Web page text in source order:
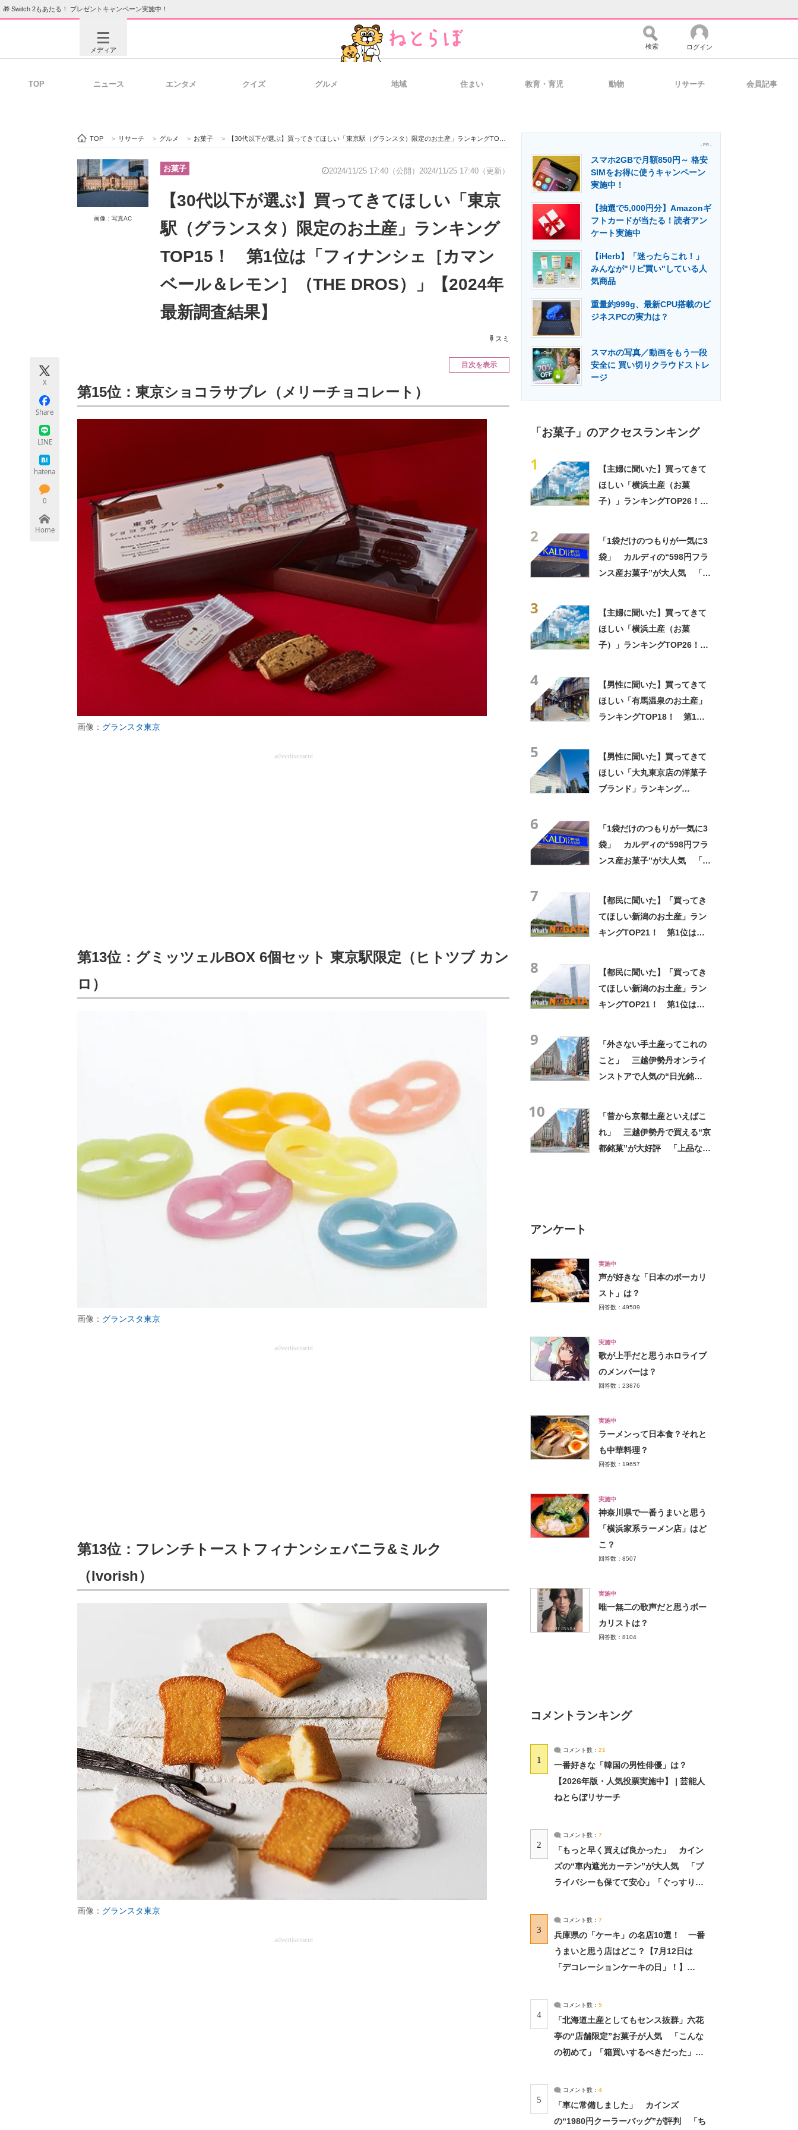
🎁 Switch 2もあたる！ プレゼントキャンペーン実施中！
メディア
ビジネスと働き方のヒント 経営リーダーのコミュニティ マーケ×ITの今がよく分かる
ITエンジニア向け専門サイト IT製品の技術・比較・事例 製造業のIT導入・活用を支援
エネルギーの専門メディア 建設×テクノロジーの最前線
検索 ログイン
TOP ニュース エンタメ クイズ グルメ 地域 住まい 教育・育児 動物 リサーチ 会員記事
TOP > リサーチ > グルメ > お菓子 > 【30代以下が選ぶ】買ってきてほしい「東京駅（グランスタ）限定のお土産」ランキングTOP15！ 第1位は「フィナンシェ［カマンベール＆レモン］（THE DROS）」【2024年最新調査結果】
画像：写真AC
お菓子 2024/11/25 17:40（公開） 2024/11/25 17:40（更新）
【30代以下が選ぶ】買ってきてほしい「東京
駅（グランスタ）限定のお土産」ランキング
TOP15！ 第1位は「フィナンシェ［カマン
ベール＆レモン］（THE DROS）」【2024年
最新調査結果】
スミ
X
Share
LINE
hatena
0
Home
目次を表示
第15位：東京ショコラサブレ（メリーチョコレート）
画像： グランスタ東京
advertisement
第13位：グミッツェルBOX 6個セット 東京駅限定（ヒトツブ カン
ロ）
画像： グランスタ東京
advertisement
第13位：フレンチトーストフィナンシェバニラ&ミルク
（Ivorish）
画像： グランスタ東京
advertisement
- PR -
スマホ2GBで月額850円～ 格安
SIMをお得に使うキャンペーン
実施中！
【抽選で5,000円分】Amazonギ
フトカードが当たる！読者アン
ケート実施中
【iHerb】「迷ったらこれ！」
みんなが"リピ買い"している人
気商品
重量約999g、最新CPU搭載のビ
ジネスPCの実力は？
スマホの写真／動画をもう一段
安全に 買い切りクラウドストレ
ージ
「お菓子」のアクセスランキング
1
【主婦に聞いた】買ってきて
ほしい「横浜土産（お菓
子）」ランキングTOP26！
2
「1袋だけのつもりが一気に3
袋」 カルディの“598円フラ
ンス産お菓子”が大人気 「デ
3
【主婦に聞いた】買ってきて
ほしい「横浜土産（お菓
子）」ランキングTOP26！
4
【男性に聞いた】買ってきて
ほしい「有馬温泉のお土産」
ランキングTOP18！ 第1位
5
【男性に聞いた】買ってきて
ほしい「大丸東京店の洋菓子
ブランド」ランキング
6
「1袋だけのつもりが一気に3
袋」 カルディの“598円フラ
ンス産お菓子”が大人気 「デ
7
【都民に聞いた】「買ってき
てほしい新潟のお土産」ラン
キングTOP21！ 第1位は
8
【都民に聞いた】「買ってき
てほしい新潟のお土産」ラン
キングTOP21！ 第1位は
9
「外さない手土産ってこれの
こと」 三越伊勢丹オンライ
ンストアで人気の“日光銘
10
「昔から京都土産といえばこ
れ」 三越伊勢丹で買える“京
都銘菓”が大好評 「上品な甘
アンケート
実施中
声が好きな「日本のボーカリ
スト」は？
回答数：49509
実施中
歌が上手だと思うホロライブ
のメンバーは？
回答数：23876
実施中
ラーメンって日本食？それと
も中華料理？
回答数：19657
実施中
神奈川県で一番うまいと思う
「横浜家系ラーメン店」はど
こ？
回答数：8507
実施中
唯一無二の歌声だと思うボー
カリストは？
回答数：8104
コメントランキング
1
コメント数： 21
一番好きな「韓国の男性俳優」は？
【2026年版・人気投票実施中】 | 芸能人
ねとらぼリサーチ
2
コメント数： 7
「もっと早く買えば良かった」 カイン
ズの“車内遮光カーテン”が大人気 「プ
ライバシーも保てて安心」「ぐっすり眠
3
コメント数： 7
兵庫県の「ケーキ」の名店10選！ 一番
うまいと思う店はどこ？【7月12日は
「デコレーションケーキの日」！】
4
コメント数： 5
「北海道土産としてもセンス抜群」六花
亭の“店舗限定”お菓子が人気 「こんな
の初めて」「箱買いするべきだった」
5
コメント数： 4
「車に常備しました」 カインズ
の“1980円クーラーバッグ”が評判 「ち